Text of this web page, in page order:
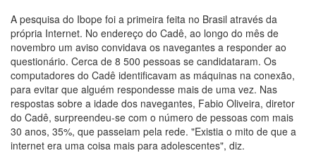
A pesquisa do Ibope foi a primeira feita no Brasil através da
própria Internet. No endereço do Cadê, ao longo do mês de
novembro um aviso convidava os navegantes a responder ao
questionário. Cerca de 8 500 pessoas se candidataram. Os
computadores do Cadê identificavam as máquinas na conexão,
para evitar que alguém respondesse mais de uma vez. Nas
respostas sobre a idade dos navegantes, Fabio Oliveira, diretor
do Cadê, surpreendeu-se com o número de pessoas com mais
30 anos, 35%, que passeiam pela rede. "Existia o mito de que a
internet era uma coisa mais para adolescentes", diz.